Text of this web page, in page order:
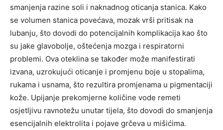
smanjenja razine soli i naknadnog oticanja stanica. Kako
se volumen stanica povećava, mozak vrši pritisak na
lubanju, što dovodi do potencijalnih komplikacija kao što
su jake glavobolje, oštećenja mozga i respiratorni
problemi. Ova oteklina se također može manifestirati
izvana, uzrokujući oticanje i promjenu boje u stopalima,
rukama i usnama, što rezultira promjenama u pigmentaciji
kože. Upijanje prekomjerne količine vode remeti
osjetljivu ravnotežu unutar tijela, što dovodi do smanjenja
esencijalnih elektrolita i pojave grčeva u mišićima.